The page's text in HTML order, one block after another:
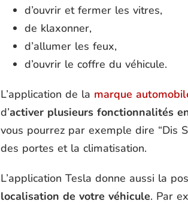
d’ouvrir et fermer les vitres,
de klaxonner,
d’allumer les feux,
d’ouvrir le coffre du véhicule.
L’application de la marque
d’activer plusieurs fonctionnalités
vous pourrez par exemple dire “Dis
des portes et la climatisation.
L’application Tesla donne aussi la
localisation de votre véhicule. Par